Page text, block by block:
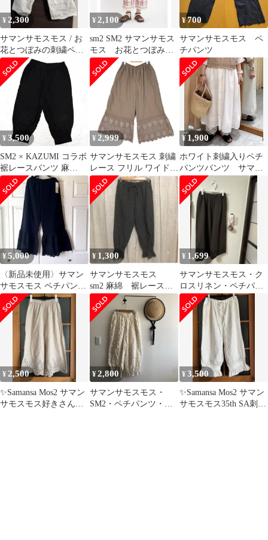
¥ 2,300
サマンサモスモス / お
花とつぼみの刺繍ペチ
パンツ
¥ 2,100
sm2 SM2 サマンサモス
モス お花とつぼみの
刺繍ペチパンツ
¥700
サマンサモスモス ペ
チパンツ
¥3,500
SM2 × KAZUMI コラボ
裾レースパンツ 麻
100% ブラック F
¥ 2,999
サマンサモスモス 刺繍
レース フリル ワイドパ
ンツ 綿 麻 ペチパンツ
F モカ
¥ 1,900
ホワイト刺繍入りペチ
パンツパンツ サマン
サモスモスsm2好きな
方
¥5,000
〈新品未使用〉サマン
サモスモス ペチパンツ
フリーサイズ 黒
¥ 1,300
サマンサモスモス
sm2 麻綿 裾レースパ
ンツ チャコール ペ
チパンツ
¥ 1,699
サマンサモスモス・ク
ロスリネン・ペチパン
ツ・七分丈パンツ♪
¥ 2,500
✨Samansa Mos2 サマン
サモスモス好きさんペ
¥2,800
サマンサモスモス・
SM2・ペチパンツ・パ
¥3,500
✨Samansa Mos2 サマン
サモスモス35th SA刺繍